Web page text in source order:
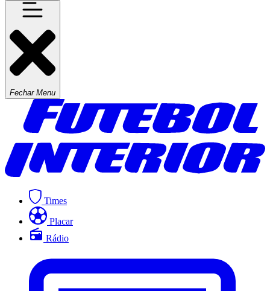
Fechar Menu
Times
Placar
Rádio